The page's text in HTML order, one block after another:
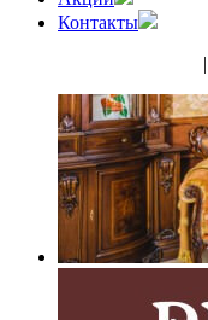
Контакты
|